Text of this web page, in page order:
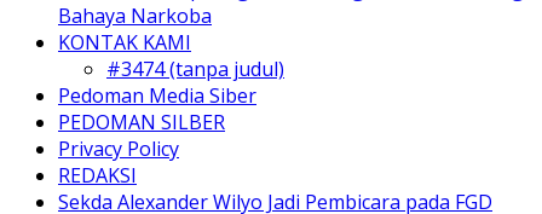
Bahaya Narkoba
KONTAK KAMI
#3474 (tanpa judul)
Pedoman Media Siber
PEDOMAN SILBER
Privacy Policy
REDAKSI
Sekda Alexander Wilyo Jadi Pembicara pada FGD